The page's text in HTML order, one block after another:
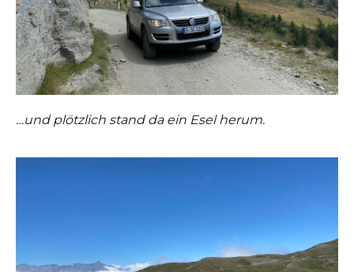
…und plötzlich stand da ein Esel herum.